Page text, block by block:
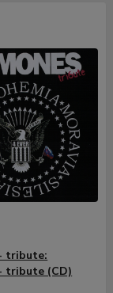
tribute:
tribute (CD)